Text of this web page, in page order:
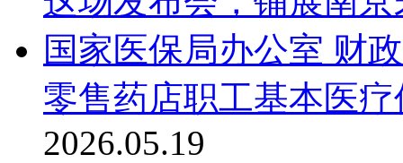
国家医保局办公室 财
零售药店职工基本医
2026.05.19